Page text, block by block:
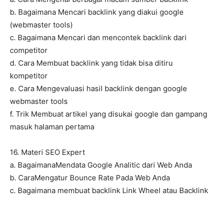
b. Bagaimana Mencari backlink yang diakui google
(webmaster tools)
c. Bagaimana Mencari dan mencontek backlink dari
competitor
d. Cara Membuat backlink yang tidak bisa ditiru
kompetitor
e. Cara Mengevaluasi hasil backlink dengan google
webmaster tools
f. Trik Membuat artikel yang disukai google dan gampang
masuk halaman pertama
16. Materi SEO Expert
a. BagaimanaMendata Google Analitic dari Web Anda
b. CaraMengatur Bounce Rate Pada Web Anda
c. Bagaimana membuat backlink Link Wheel atau Backlink